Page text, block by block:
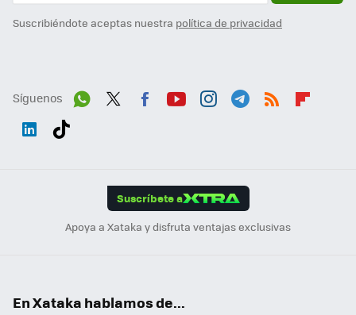
Suscribiéndote aceptas nuestra política de privacidad
Síguenos
Suscríbete a
Apoya a Xataka y disfruta ventajas exclusivas
En Xataka hablamos de...